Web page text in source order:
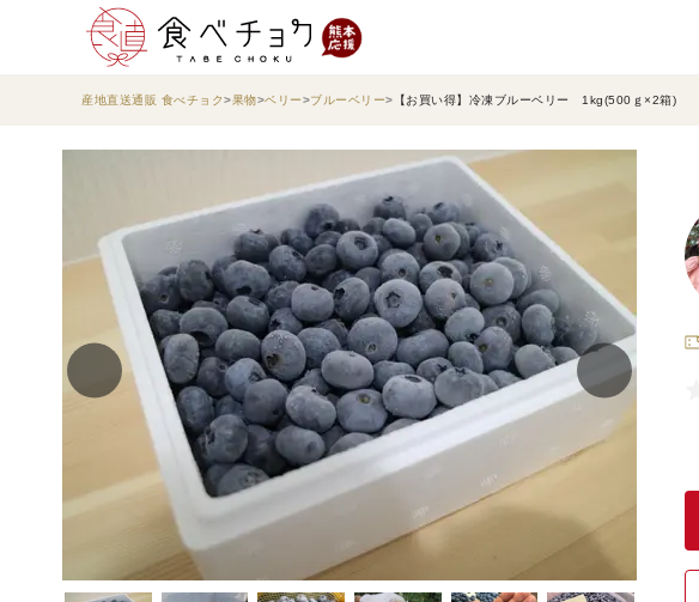
産地直送通販 食べチョク 果物 ベリー ブルーベリー 【お買い得】冷凍ブルーベリー 1kg(500ｇ×2箱)